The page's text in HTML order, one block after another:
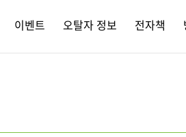
이벤트 오탈자 정보 전자책